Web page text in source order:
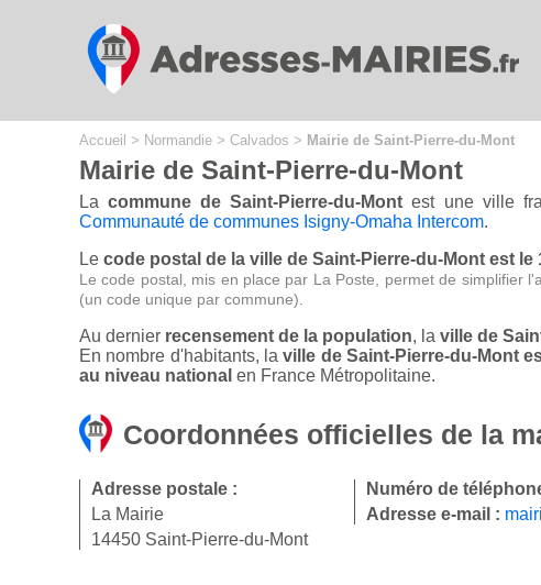
Accueil > Normandie > Calvados > Mairie de Saint-Pierre-du-Mont
Mairie de Saint-Pierre-du-Mont
Lacommune de Saint-Pierre-du-Mont est une ville
Communauté de communes Isigny-Omaha Intercom.
Le code postal de la ville de Saint-Pierre-du-Mont est le
Le code postal, mis en place par La Poste, permet de simplifier
(un code unique par commune).
Au dernier recensement de la population, la ville de
En nombre d'habitants, laville de Saint-Pierre-du-Mont
au niveau national en France Métropolitaine.
Coordonnées officielles de la
Adresse postale :
La Mairie
14450 Saint-Pierre-du-Mont
Numéro de
Adresse e-mail :